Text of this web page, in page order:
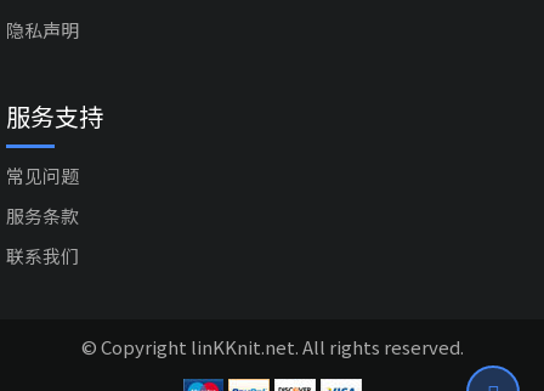
隐私声明
服务支持
常见问题
服务条款
联系我们
© Copyright linKKnit.net. All rights reserved.